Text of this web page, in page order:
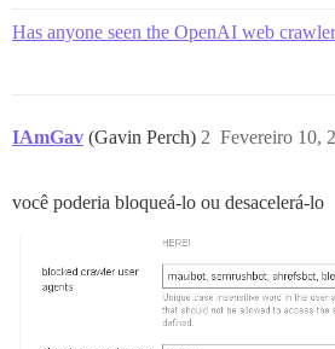
Has anyone seen the OpenAI web
IAmGav (Gavin Perch) Fevereiro 10,
2
você poderia bloqueá-lo ou desacelerá-lo